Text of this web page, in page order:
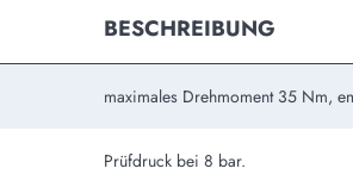
BESCHREIBUNG
maximales Drehmoment 35 Nm,
Prüfdruck bei 8 bar.